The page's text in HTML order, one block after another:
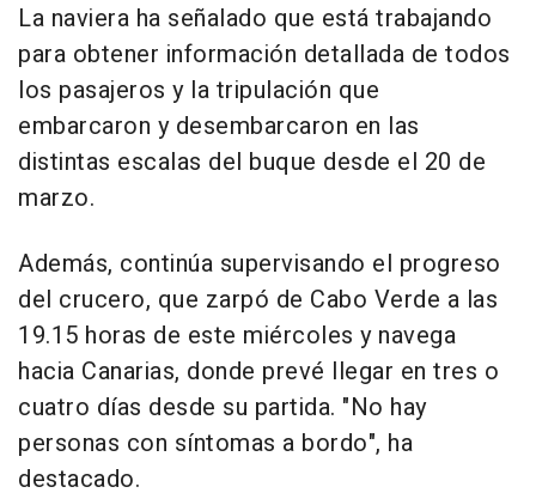
La naviera ha señalado que está trabajando
para obtener información detallada de todos
los pasajeros y la tripulación que
embarcaron y desembarcaron en las
distintas escalas del buque desde el 20 de
marzo.
Además, continúa supervisando el progreso
del crucero, que zarpó de Cabo Verde a las
19.15 horas de este miércoles y navega
hacia Canarias, donde prevé llegar en tres o
cuatro días desde su partida. "No hay
personas con síntomas a bordo", ha
destacado.